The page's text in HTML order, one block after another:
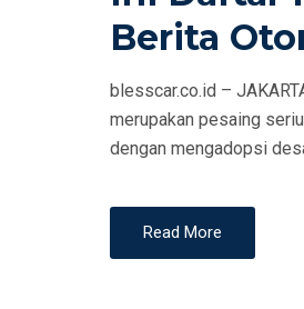
Berita
blesscar.co.id –
merupakan pesaing
dengan mengadopsi
Read More